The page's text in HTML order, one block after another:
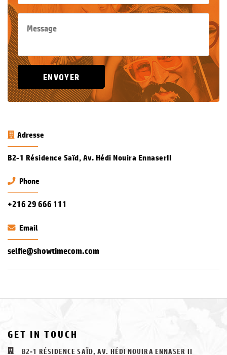
Adresse
B2-1 Résidence Saïd, Av. Hédi Nouira EnnaserII
Phone
+216 29 666 111
Email
selfie@showtimecom.com
GET IN TOUCH
B2-1 RÉSIDENCE SAÏD, AV. HÉDI NOUIRA ENNASER II